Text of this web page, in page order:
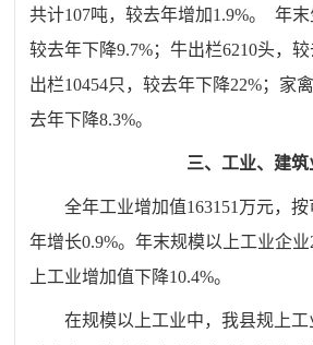
共计107吨，较去年增加1.9%。
年末
较去年下降9.7%；牛出栏6210头，
出栏10454只，较去年下降22%；家
去年下降8.3%。
三、工业、建筑
全年工业增加值163151 万元，按
年增长0.9%。年末规模以上工业企
上工业增加值下降10.4%。
在规模以上工业中，我县规上